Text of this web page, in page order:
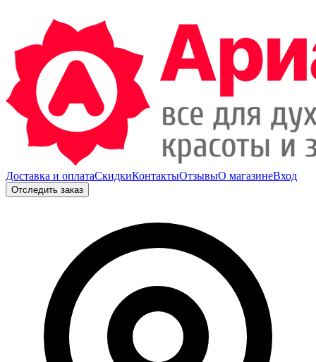
Доставка и оплатаСкидкиКонтактыОтзывыО магазинеВход
Отследить заказ